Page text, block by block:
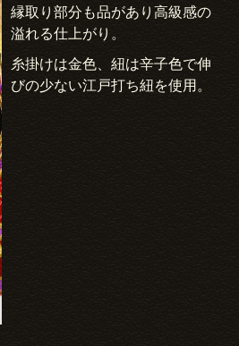
縁取り部分も品があり高級感の
溢れる仕上がり。
糸掛けは金色、紐は辛子色で伸
びの少ない江戸打ち紐を使用。